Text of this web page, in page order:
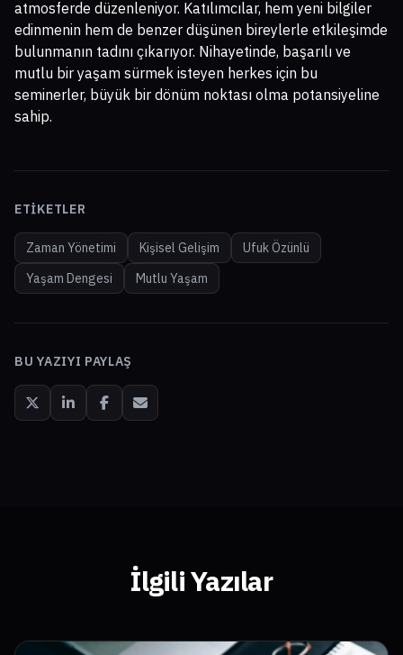
atmosferde düzenleniyor. Katılımcılar, hem yeni bilgiler
edinmenin hem de benzer düşünen bireylerle etkileşimde
bulunmanın tadını çıkarıyor. Nihayetinde, başarılı ve
mutlu bir yaşam sürmek isteyen herkes için bu
seminerler, büyük bir dönüm noktası olma potansiyeline
sahip.
ETIKETLER
Zaman Yönetimi Kişisel Gelişim
Ufuk Özünlü
Yaşam Dengesi
Mutlu Yaşam
BU YAZIYI PAYLAŞ
İlgili Yazılar